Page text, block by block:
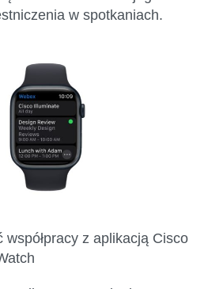
w spotkaniach.
współpracy z aplikacją Cisco